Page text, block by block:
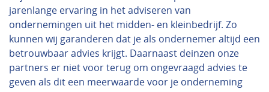
jarenlange ervaring in het adviseren van
ondernemingen uit het midden- en kleinbedrijf. Zo
kunnen wij garanderen dat je als ondernemer altijd een
betrouwbaar advies krijgt. Daarnaast deinzen onze
partners er niet voor terug om ongevraagd advies te
geven als dit een meerwaarde voor je onderneming